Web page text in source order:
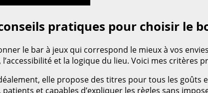
pratiques pour choisir le
le bar à jeux qui correspond le mieux à vos
et la logique du lieu. Voici mes
elle propose des titres pour tous les goûts
et capables d’expliquer les règles sans